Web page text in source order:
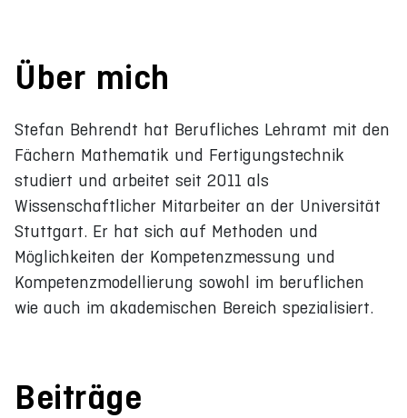
Über mich
Stefan Behrendt hat Berufliches Lehramt mit den
Fächern Mathematik und Fertigungstechnik
studiert und arbeitet seit 2011 als
Wissenschaftlicher Mitarbeiter an der Universität
Stuttgart. Er hat sich auf Methoden und
Möglichkeiten der Kompetenzmessung und
Kompetenzmodellierung sowohl im beruflichen
wie auch im akademischen Bereich spezialisiert.
Beiträge